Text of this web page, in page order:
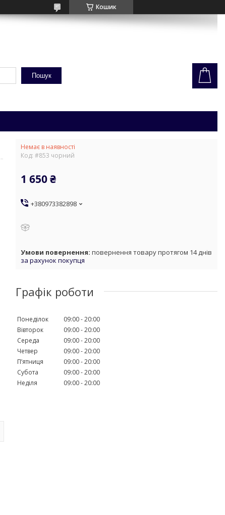
Кошик
Пошук
Немає в наявності
Код: #853 чорний
1 650 ₴
+380973382898
повернення товару протягом 14 днів
за рахунок покупця
Графік роботи
Понеділок 09:00 20:00
Вівторок
09:00 20:00
Середа
09:00 20:00
Четвер
09:00 20:00
Пʼятниця
09:00 20:00
Субота
09:00 20:00
Неділя
09:00 20:00